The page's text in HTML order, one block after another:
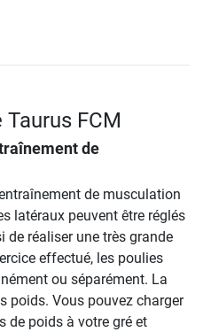
FCM
de
de musculation
latéraux peuvent être réglés
de réaliser une très grande
effectué, les poulies
ou séparément. La
poids. Vous pouvez charger
de poids à votre gré et